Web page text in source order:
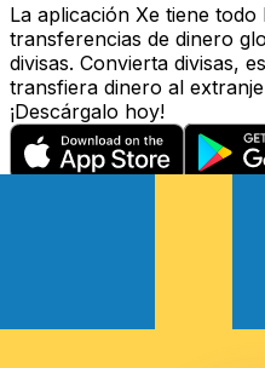
La aplicación Xe tiene
transferencias de dinero
divisas. Convierta divisas,
transfiera dinero al
¡Descárgalo hoy!